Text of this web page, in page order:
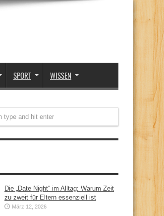
SPORT WISSEN
Die „Date Night“ im Alltag: Warum Zeit
zu zweit für Eltern essenziell ist
März 12, 2026